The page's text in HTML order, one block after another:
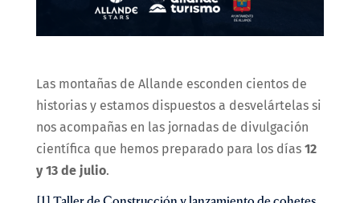
Las montañas de Allande esconden cientos de
historias y estamos dispuestos a desvelártelas si
nos acompañas en las jornadas de divulgación
científica que hemos preparado para los días 12
y 13 de julio.